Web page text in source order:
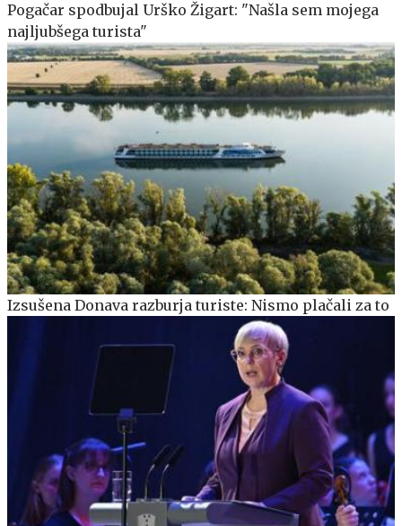
Pogačar spodbujal Urško Žigart: "Našla sem mojega
najljubšega turista"
Izsušena Donava razburja turiste: Nismo plačali za to